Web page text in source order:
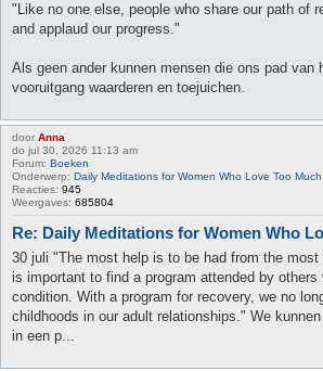
"Like no one else, people who share our path of
and applaud our progress."
Als geen ander kunnen mensen die ons pad van
vooruitgang waarderen en toejuichen.
door Anna
do jul 30, 2026 11:13 am
Forum: Boeken
Onderwerp: Daily Meditations for Women Who Love Too
Reacties: 945
Weergaves: 685804
Re: Daily Meditations for Women Who
30 juli "The most help is to be had from the
is important to find a program attended by others
condition. With a program for recovery, we no
childhoods in our adult relationships." We
in een p...